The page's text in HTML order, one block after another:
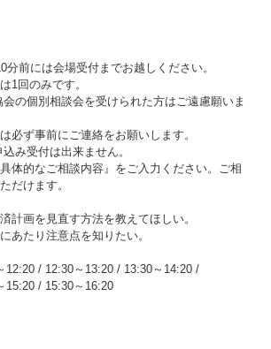
分前には会場受付までお越しください。
1回のみです。
の個別相談会を受けられた方はご遠慮願いま
必ず事前にご連絡をお願いします。
み受付は出来ません。
体的なご相談内容』をご入力ください。ご相
だけます。
計画を見直す方法を教えてほしい。
あたり注意点を知りたい。
12:20 / 12:30～13:20 / 13:30～14:20 /
15:20 / 15:30～16:20